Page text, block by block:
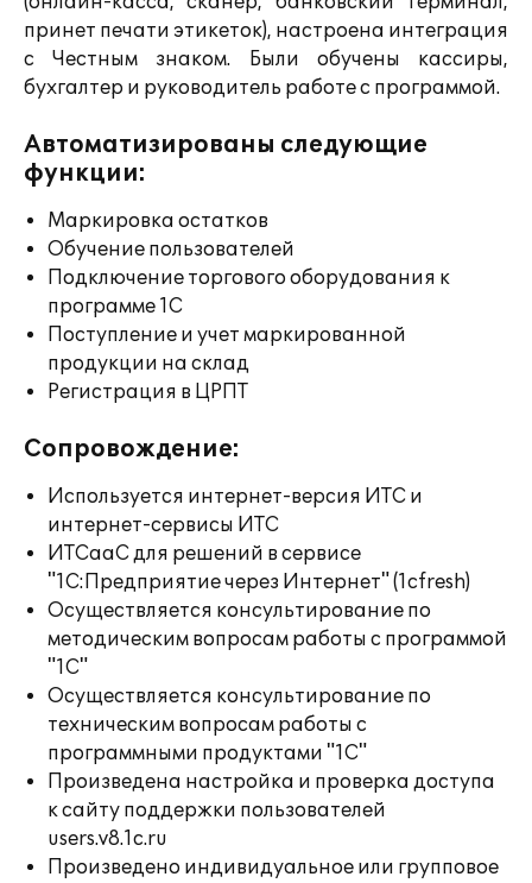
принет печати этикеток), настроена интеграция
с Честным знаком. Были обучены кассиры,
бухгалтер и руководитель работе с программой.
Автоматизированы следующие
функции:
Маркировка остатков
Обучение пользователей
Подключение торгового оборудования к
программе 1С
Поступление и учет маркированной
продукции на склад
Регистрация в ЦРПТ
Сопровождение:
Используется интернет-версия ИТС и
интернет-сервисы ИТС
ИТСааС для решений в сервисе
"1С:Предприятие через Интернет" (1cfresh)
Осуществляется консультирование по
методическим вопросам работы с программой
"1С"
Осуществляется консультирование по
техническим вопросам работы с
программными продуктами "1С"
Произведена настройка и проверка доступа
к сайту поддержки пользователей
users.v8.1c.ru
Произведено индивидуальное или групповое